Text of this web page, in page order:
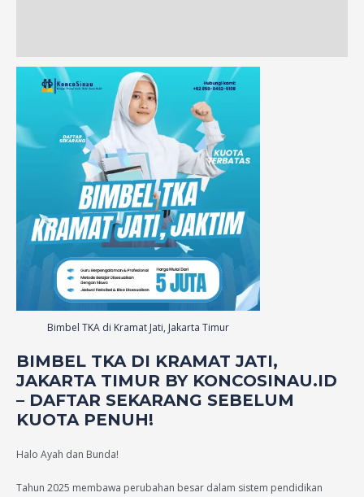
Bimbel TKA di Kramat Jati, Jakarta Timur
BIMBEL TKA DI KRAMAT JATI,
JAKARTA TIMUR BY KONCOSINAU.ID
– DAFTAR SEKARANG SEBELUM
KUOTA PENUH!
Halo Ayah dan Bunda!
Tahun 2025 membawa perubahan besar dalam sistem pendidikan